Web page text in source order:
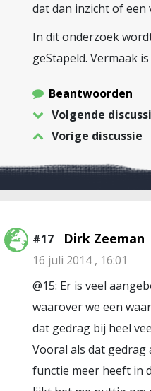
dat dan inzicht of een
In dit onderzoek
geStapeld. Vermaak
Beantwoorden
Volgende
Vorige discussie
#17 Dirk Zeeman
16 juli 2014 , 16:01
@15: Er is veel
waarover we een
dat gedrag bij heel
Vooral als dat
functie meer heeft in